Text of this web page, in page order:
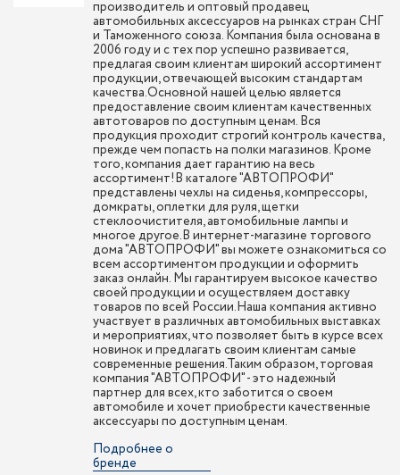
производитель и оптовый продавец
автомобильных аксессуаров на рынках стран СНГ
и Таможенного союза. Компания была основана в
2006 году и с тех пор успешно развивается,
предлагая своим клиентам широкий ассортимент
продукции, отвечающей высоким стандартам
качества.Основной нашей целью является
предоставление своим клиентам качественных
автотоваров по доступным ценам. Вся
продукция проходит строгий контроль качества,
прежде чем попасть на полки магазинов. Кроме
того, компания дает гарантию на весь
ассортимент!В каталоге "АВТОПРОФИ"
представлены чехлы на сиденья, компрессоры,
домкраты, оплетки для руля, щетки
стеклоочистителя, автомобильные лампы и
многое другое.В интернет-магазине торгового
дома "АВТОПРОФИ" вы можете ознакомиться со
всем ассортиментом продукции и оформить
заказ онлайн. Мы гарантируем высокое качество
своей продукции и осуществляем доставку
товаров по всей России.Наша компания активно
участвует в различных автомобильных выставках
и мероприятиях, что позволяет быть в курсе всех
новинок и предлагать своим клиентам самые
современные решения.Таким образом, торговая
компания "АВТОПРОФИ" - это надежный
партнер для всех, кто заботится о своем
автомобиле и хочет приобрести качественные
аксессуары по доступным ценам.
Подробнее о
бренде